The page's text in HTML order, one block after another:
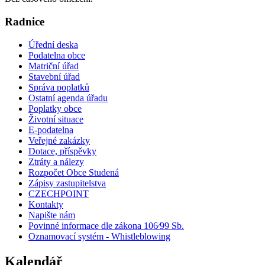
Radnice
Úřední deska
Podatelna obce
Matriční úřad
Stavební úřad
Správa poplatků
Ostatní agenda úřadu
Poplatky obce
Životní situace
E-podatelna
Veřejné zakázky
Dotace, příspěvky
Ztráty a nálezy
Rozpočet Obce Studená
Zápisy zastupitelstva
CZECHPOINT
Kontakty
Napište nám
Povinné informace dle zákona 106⁄99 Sb.
Oznamovací systém - Whistleblowing
Kalendář